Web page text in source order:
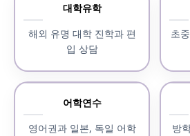
대학유학
해외 유명 대학 진학과 편
입 상담
초
어학연수
영어권과 일본, 독일 어학
방